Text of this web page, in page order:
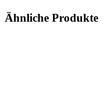
Ähnliche Produkte